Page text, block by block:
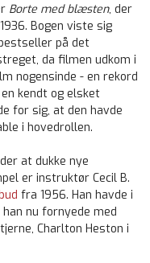
Borte med blæsten, der
Bogen viste sig
på det
da filmen udkom i
nogensinde - en rekord
kendt og elsket
for sig, at den havde
i hovedrollen.
at dukke nye
er instruktør Cecil B.
fra 1956. Han havde i
nu fornyede med
Charlton Heston i